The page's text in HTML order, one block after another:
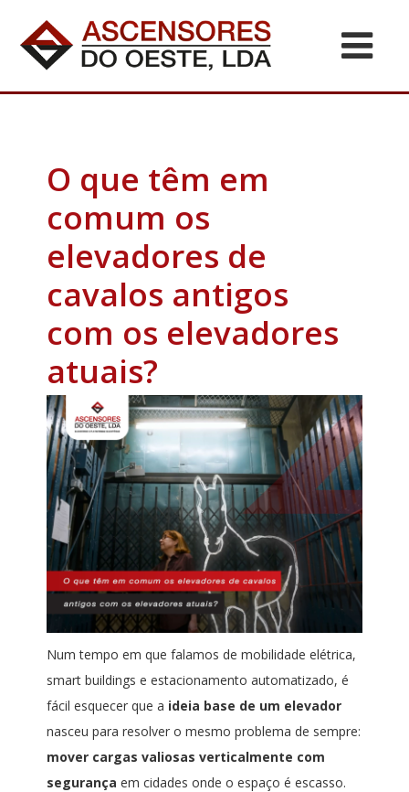
O que têm em
comum os
elevadores de
cavalos antigos
com os elevadores
atuais?
Num tempo em que falamos de mobilidade elétrica,
smart buildings e estacionamento automatizado, é
fácil esquecer que a ideia base de um elevador
nasceu para resolver o mesmo problema de sempre:
mover cargas valiosas verticalmente com
segurança em cidades onde o espaço é escasso.